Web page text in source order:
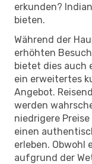
erkunden?
bieten.
Während der
erhöhten
bietet dies auch
ein erweitertes
Angebot.
werden
niedrigere
einen
erleben.
aufgrund der